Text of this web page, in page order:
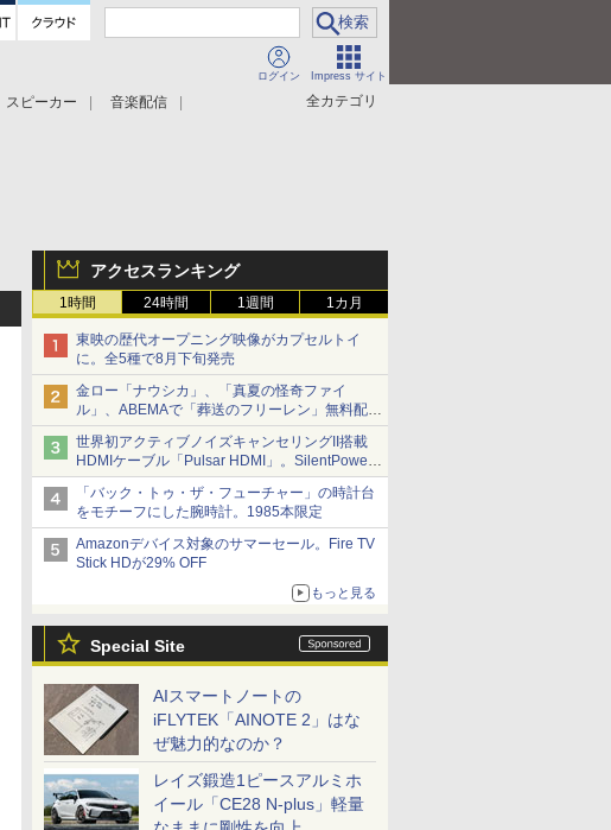
ログイン Impress サイト
全カテゴリ
スピーカー
音楽配信
アクセスランキング
1時間 24時間 1週間 1カ月
東映の歴代オープニング映像がカプセルトイ
に。全5種で8月下旬発売
金ロー「ナウシカ」、「真夏の怪奇ファイ
ル」、ABEMAで「葬送のフリーレン」無料配信
など。夏の特番・配信情報
世界初アクティブノイズキャンセリングII搭載
HDMIケーブル「Pulsar HDMI」。SilentPower
から
「バック・トゥ・ザ・フューチャー」の時計台
をモチーフにした腕時計。1985本限定
Amazonデバイス対象のサマーセール。Fire TV
Stick HDが29% OFF
もっと見る
Special Site
AIスマートノートの
iFLYTEK「AINOTE 2」はな
ぜ魅力的なのか？
レイズ鍛造1ピースアルミホ
イール「CE28 N-plus」軽量